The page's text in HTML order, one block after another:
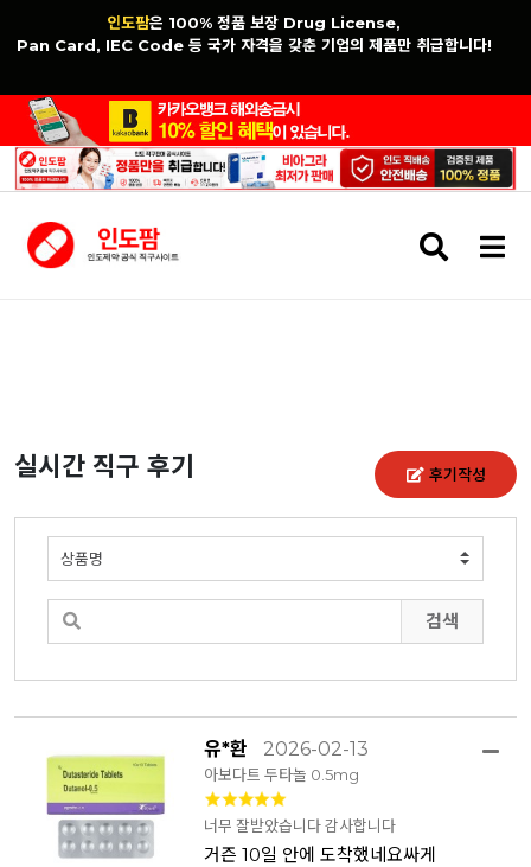
인도팜은 100% 정품 보장 Drug License,
Pan Card, IEC Code 등 국가 자격을 갖춘 기업의 제품만 취급합니다!
검
색
메
후기작성
실시간 직구 후기
검색
유*환 2026-02-13
아보다트 두타놀 0.5mg
너무 잘받았습니다 감사합니다
거즌 10일 안에 도착했네요싸게